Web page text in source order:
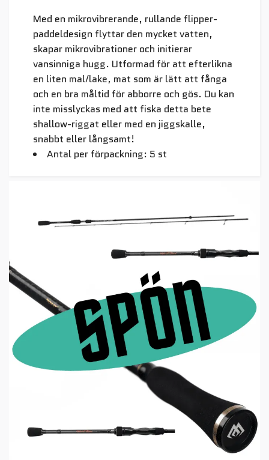
Med en mikrovibrerande, rullande flipper-
paddeldesign flyttar den mycket vatten,
skapar mikrovibrationer och initierar
vansinniga hugg. Utformad för att efterlikna
en liten mal/lake, mat som är lätt att fånga
och en bra måltid för abborre och gös. Du kan
inte misslyckas med att fiska detta bete
shallow-riggat eller med en jiggskalle,
snabbt eller långsamt!
Antal per förpackning: 5 st